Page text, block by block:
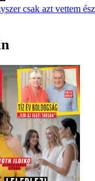
csak azt vettem